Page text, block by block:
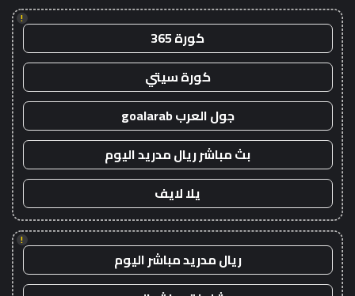
!
كورة 365
كورة سيتي
جول العرب goalarab
بث مباشر ريال مدريد اليوم
يلا لايف
!
ريال مدريد مباشر اليوم